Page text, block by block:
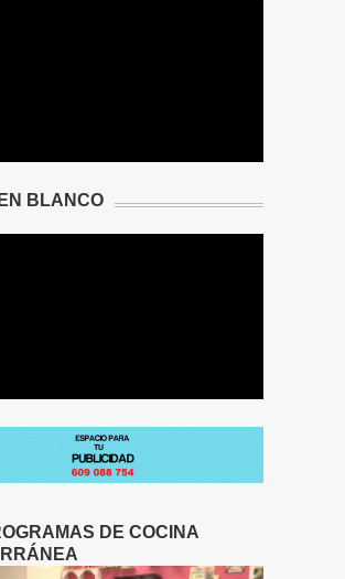
BLANCO
DE COCINA